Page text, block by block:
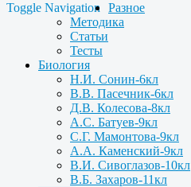
Toggle Navigation
Разное
Методика
Статьи
Тесты
Биология
Н.И. Сонин-6кл
В.В. Пасечник-6кл
Д.В. Колесова-8кл
А.С. Батуев-9кл
С.Г. Мамонтова-9кл
А.А. Каменский-9кл
В.И. Сивоглазов-10кл
В.Б. Захаров-11кл